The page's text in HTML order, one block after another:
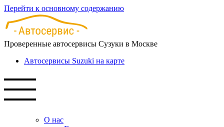
Перейти к основному содержанию
Проверенные автосервисы Сузуки в Москве
Автосервисы Suzuki на карте
О нас